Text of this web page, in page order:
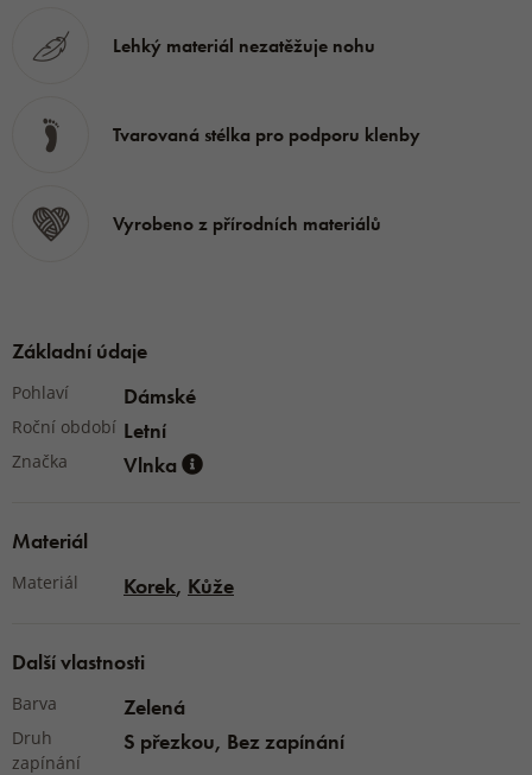
Lehký materiál nezatěžuje nohu
Tvarovaná stélka pro podporu klenby
Vyrobeno z přírodních materiálů
Základní údaje
Pohlaví Dámské
Roční období Letní
Značka Vlnka
Materiál
Materiál Korek, Kůže
Další vlastnosti
Barva Zelená
Druh
zapínání
S přezkou, Bez zapínání